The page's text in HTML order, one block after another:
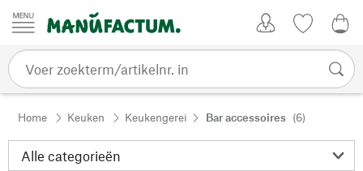
Passer au contenu
Home Keuken Keukengerei Bar accessoires (6)